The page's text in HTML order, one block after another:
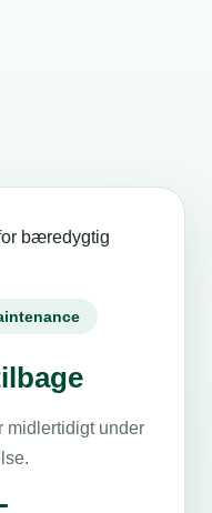
midlertidigt under